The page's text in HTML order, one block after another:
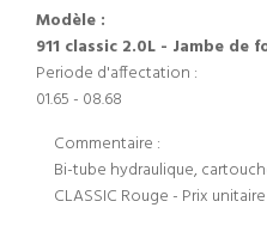
Modèle :
911 classic 2.0L - Jambe de
Periode d'affectation :
01.65 - 08.68
Commentaire :
Bi-tube hydraulique,
CLASSIC Rouge - Prix unitaire